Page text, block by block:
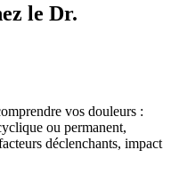
le Dr.
vos douleurs :
ou permanent,
déclenchants, impact